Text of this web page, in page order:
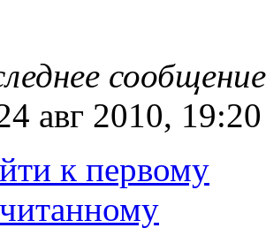
авг 2010, 19:20